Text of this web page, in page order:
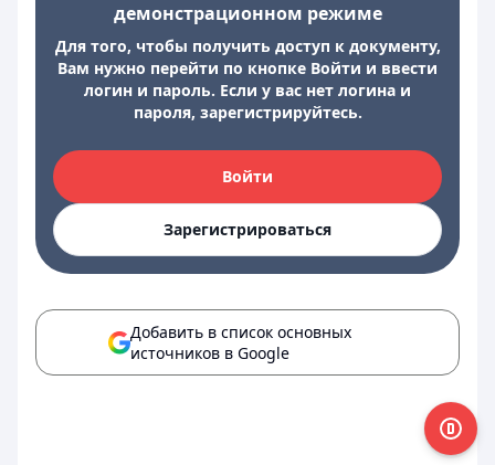
демонстрационном режиме
Для того, чтобы получить доступ к документу,
Вам нужно перейти по кнопке Войти и ввести
логин и пароль. Если у вас нет логина и
пароля, зарегистрируйтесь.
Войти
Зарегистрироваться
Добавить в список основных
источников в Google